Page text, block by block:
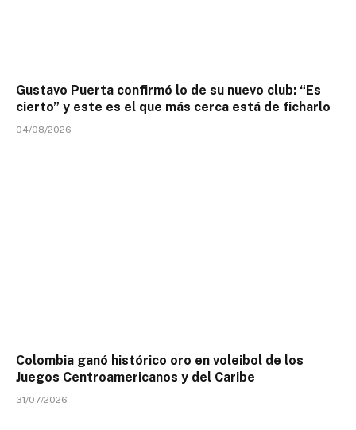
Gustavo Puerta confirmó lo de su nuevo club: “Es
cierto” y este es el que más cerca está de ficharlo
04/08/2026
Colombia ganó histórico oro en voleibol de los
Juegos Centroamericanos y del Caribe
31/07/2026